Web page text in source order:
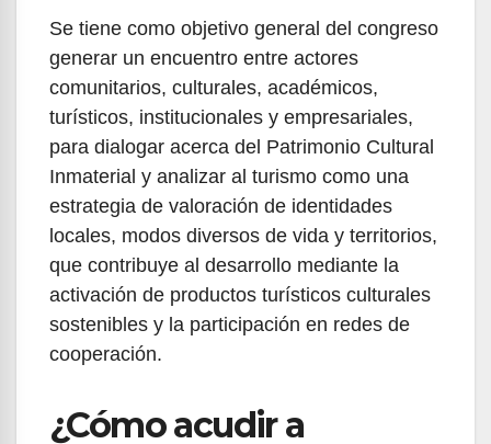
Se tiene como objetivo general del congreso
generar un encuentro entre actores
comunitarios, culturales, académicos,
turísticos, institucionales y empresariales,
para dialogar acerca del Patrimonio Cultural
Inmaterial y analizar al turismo como una
estrategia de valoración de identidades
locales, modos diversos de vida y territorios,
que contribuye al desarrollo mediante la
activación de productos turísticos culturales
sostenibles y la participación en redes de
cooperación.
¿Cómo acudir a